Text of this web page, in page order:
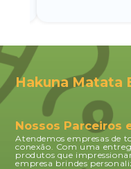
Hakuna Matata
Nossos Parceiros
Atendemos empresas de
conexão. Com uma
produtos que
empresa brindes